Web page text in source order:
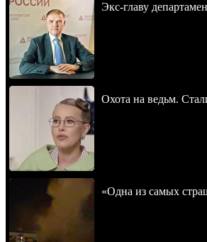
Экс-главу
Охота на ведьм.
«Одна из самых